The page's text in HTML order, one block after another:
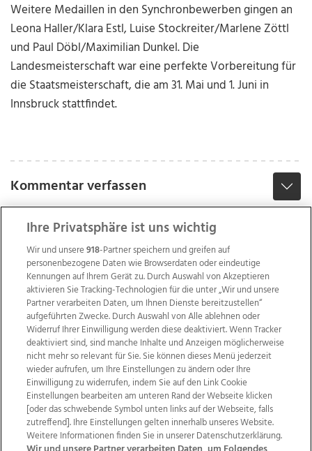
Weitere Medaillen in den Synchronbewerben gingen an
Leona Haller/Klara Estl, Luise Stockreiter/Marlene Zöttl
und Paul Döbl/Maximilian Dunkel. Die
Landesmeisterschaft war eine perfekte Vorbereitung für
die Staatsmeisterschaft, die am 31. Mai und 1. Juni in
Innsbruck stattfindet.
Kommentar verfassen
Wir über uns Mediadaten Kontakt
Jobs
Datenschutz
Impressum
AGB Anzeigekunden
AGB Website
Ehrenkodex Politische Werbung
Ihre Privatsphäre ist uns wichtig
Wir und unsere918-Partner speichern und greifen auf
personenbezogene Daten wie Browserdaten oder eindeutige
Kennungen auf Ihrem Gerät zu. Durch Auswahl von Akzeptieren
aktivieren Sie Tracking-Technologien für die unter „Wir und unsere
Partner verarbeiten Daten, um Ihnen Dienste bereitzustellen“
aufgeführten Zwecke. Durch Auswahl von Alle ablehnen oder
Widerruf Ihrer Einwilligung werden diese deaktiviert. Wenn Tracker
deaktiviert sind, sind manche Inhalte und Anzeigen möglicherweise
nicht mehr so relevant für Sie. Sie können dieses Menü jederzeit
wieder aufrufen, um Ihre Einstellungen zu ändern oder Ihre
Einwilligung zu widerrufen, indem Sie auf den Link Cookie
Einstellungen bearbeiten am unteren Rand der Webseite klicken
[oder das schwebende Symbol unten links auf der Webseite, falls
zutreffend]. Ihre Einstellungen gelten innerhalb unseres Website.
Weitere Informationen finden Sie in unserer Datenschutzerklärung.